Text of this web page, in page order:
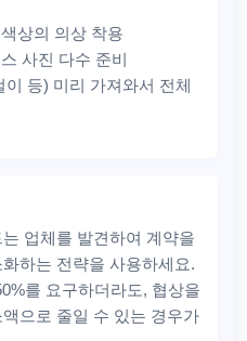
상의 의상 착용
사진 다수 준비
등) 미리 가져와서 전체
업체를 발견하여 계약을
하는 전략을 사용하세요.
를 요구하더라도, 협상을
으로 줄일 수 있는 경우가